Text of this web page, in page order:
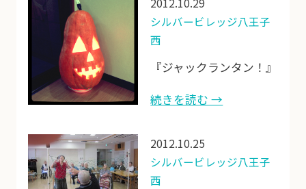
シルバービレッジ八王子
西
『ジャックランタン！』
続きを読む →
2012.10.25
シルバービレッジ八王子
西